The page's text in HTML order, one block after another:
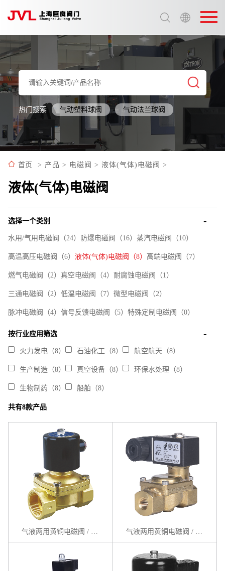
选择语言:
中文 / Chinese
英语 / English
热门搜索 气动塑料球阀 气动法兰球阀
首页 > 产品 > 电磁阀 > 液体(气体)电磁阀 >
液体(气体)电磁阀
选择一个类别
水用/气用电磁阀（24） 防爆电磁阀（16） 蒸汽电磁阀（10）
高温高压电磁阀（6） 液体(气体)电磁阀（8） 高端电磁阀（7）
燃气电磁阀（2） 真空电磁阀（4） 耐腐蚀电磁阀（1）
三通电磁阀（2） 低温电磁阀（7） 微型电磁阀（2）
脉冲电磁阀（4） 信号反馈电磁阀（5） 特殊定制电磁阀（0）
按行业应用筛选
火力发电（8） 石油化工（8） 航空航天（8）
生产制造（8） 真空设备（8） 环保水处理（8）
生物制药（8） 船舶（8）
共有8款产品